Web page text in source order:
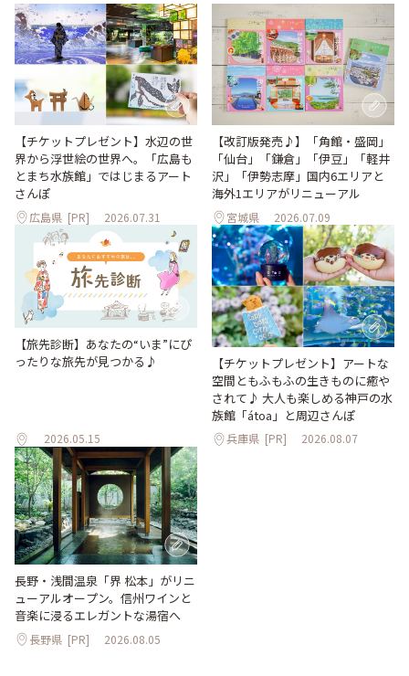
【チケットプレゼント】水辺の世
界から浮世絵の世界へ。「広島も
とまち水族館」ではじまるアート
さんぽ
広島県 [PR] 2026.07.31
【改訂版発売♪】「角館・盛岡」
「仙台」「鎌倉」「伊豆」「軽井
沢」「伊勢志摩」国内6エリアと
海外1エリアがリニューアル
宮城県 2026.07.09
【旅先診断】あなたの“いま”にぴ
ったりな旅先が見つかる♪
2026.05.15
【チケットプレゼント】アートな
空間ともふもふの生きものに癒や
されて♪ 大人も楽しめる神戸の水
族館「átoa」と周辺さんぽ
兵庫県 [PR] 2026.08.07
長野・浅間温泉「界 松本」がリニ
ューアルオープン。信州ワインと
音楽に浸るエレガントな湯宿へ
長野県 [PR] 2026.08.05